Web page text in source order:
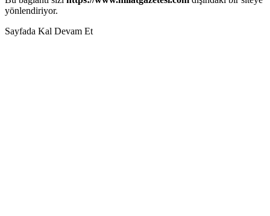
yönlendiriyor.
Sayfada Kal Devam Et